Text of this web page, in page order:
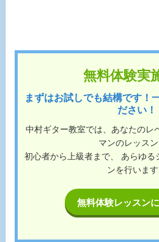
無料体験実
まずはお試しでも結構です！
ださい！
中村ギター教室では、あなたのレ
マンのレッスン
初心者から上級者まで、 あらゆる
ンを行います
無料体験レッスン